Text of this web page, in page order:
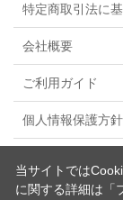
特定商取引法に
会社概要
ご利用ガイド
個人情報保護方針
当サイトでは
に関する詳細は